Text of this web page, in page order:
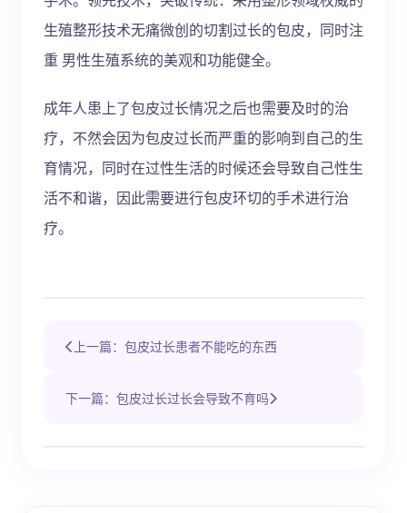
生殖整形技术无痛微创的切割过长的包皮，同时注
重 男性生殖系统的美观和功能健全。
成年人患上了包皮过长情况之后也需要及时的治
疗，不然会因为包皮过长而严重的影响到自己的生
育情况，同时在过性生活的时候还会导致自己性生
活不和谐，因此需要进行包皮环切的手术进行治
疗。
上一篇：包皮过长患者不能吃的东西
下一篇：包皮过长过长会导致不育吗